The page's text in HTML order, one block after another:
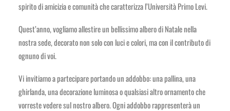
spirito di amicizia e comunità che caratterizza l’Università Primo Levi.
Quest’anno, vogliamo allestire un bellissimo albero di Natale nella
nostra sede, decorato non solo con luci e colori, ma con il contributo di
ognuno di voi.
Vi invitiamo a partecipare portando un addobbo: una pallina, una
ghirlanda, una decorazione luminosa o qualsiasi altro ornamento che
vorreste vedere sul nostro albero. Ogni addobbo rappresenterà un